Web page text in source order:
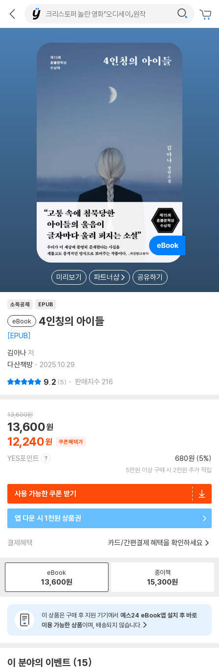
미리보기 파트너샵 공유하기
소득공제 EPUB
eBook 4인칭의 아이들
EPUB
김아나저
다산책방
2025.10.29.
9.2 5 판매지수 216
13,600원
12,240
13,600
쿠폰혜택가
YES포인트 680원 (5%)
5만원 이상 구매 시 2천원 추가 적립
사용 가능한 쿠폰 받기
앱 다운 시 1천원 상품권
결제혜택 카드/간편결제 혜택을 확인하세요
eBook
13,600원
종이책
15,300원
이 상품은 구매 후 지원 기기에서 예스24 eBook앱 설치 후 바로
이용 가능한 상품이며, 배송되지 않습니다.
이 분야의 이벤트 15